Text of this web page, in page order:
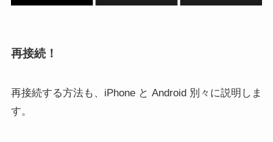
再接続！
再接続する方法も、iPhone と Android 別々に説明しま
す。